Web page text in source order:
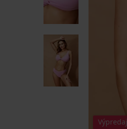
Výpredaj